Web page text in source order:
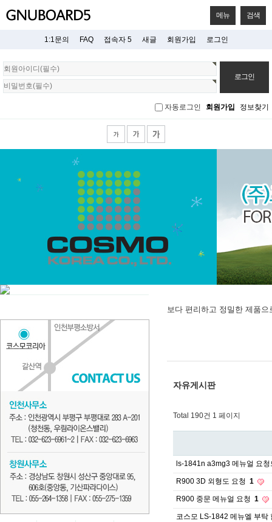
메뉴 검색
1:1문의 FAQ 접속자 5 새글 회원가입 로그인
회
원
로
자동로그인 회원가입 정보찾기
보다 편리하고 정밀한 제품
자유게시판
Total 190건 1 페이지
ls-1841n a3mg3 메뉴얼 요
R900 3D 외형도 요청 1
R900 중문 메뉴얼 요청 1
코스모 LS-1842 메뉴엘 부탁